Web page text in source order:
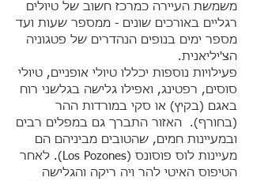
משמשת העיירה כמרכז חשוב של טיולים
רגליים באורכים שונים - ממספר שעות ועד
מספר ימים בנופים הנהדרים של פטגוניה
הצ'יליאנית.
פעילויות נוספות יכללו טיולי אופניים, טיולי
סוסים, רפטינג, ואפילו גלישה בגלשני רוח
באגם (בקיץ) או סקי במורדות ההר
(בחורף). האזור התברך גם במפלים רבים
ובמעיינות חמים, שהטובים מביניהם הם
מעיינות לוס פוסונס (Los Pozones). לאחר
הטיפוס האיטי להר ויה ריקה והגלישה